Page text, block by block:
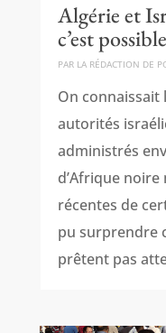
Algérie et
c’est possible
PAR LA RÉDACTION DE
On connaissait
autorités
administrés
d’Afrique
récentes de
pu surprendre
prêtent pas